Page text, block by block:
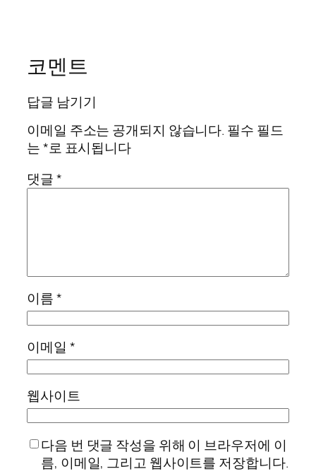
코멘트
답글 남기기
이메일 주소는 공개되지 않습니다. 필수 필드
는*로 표시됩니다
댓글*
이름*
이메일 *
웹사이트
다음 번 댓글 작성을 위해 이 브라우저에 이
름, 이메일, 그리고 웹사이트를 저장합니다.